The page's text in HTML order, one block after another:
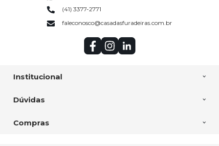
Institucional
Dúvidas
Compras
(41) 3377-2771
faleconosco@casadasfuradeiras.com.br